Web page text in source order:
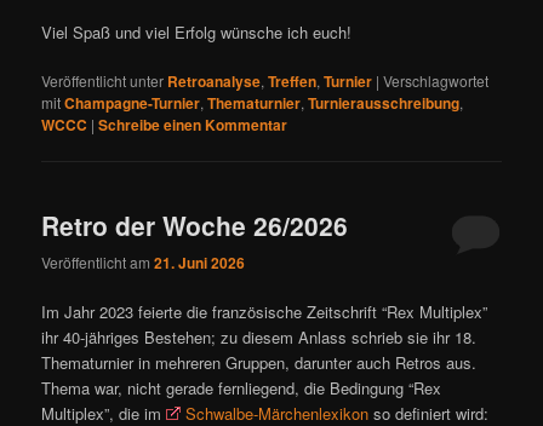
Viel Spaß und viel Erfolg wünsche ich euch!
Veröffentlicht unter Retroanalyse,Treffen,Turnier |Verschlagwortet
mitChampagne-Turnier,Thematurnier,Turnierausschreibung,
WCCC |Schreibe einen Kommentar
Retro der Woche 26/2026
Veröffentlicht am21. Juni 2026
Im Jahr 2023 feierte die französische Zeitschrift “Rex Multiplex”
ihr 40-jähriges Bestehen; zu diesem Anlass schrieb sie ihr 18.
Thematurnier in mehreren Gruppen, darunter auch Retros aus.
Thema war, nicht gerade fernliegend, die Bedingung “Rex
Multiplex”, die im
Schwalbe-Märchenlexikon so definiert wird: